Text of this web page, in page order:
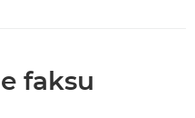
faksu